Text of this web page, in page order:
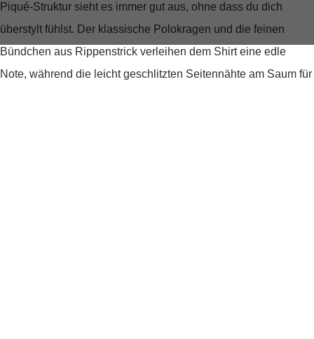
Piqué-Struktur sieht es immer gut aus, ohne dass du dich
überstylt fühlst. Der klassische Polokragen und die feinen
Bündchen aus Rippenstrick verleihen dem Shirt eine edle
Note, während die leicht geschlitzten Seitennähte am Saum für